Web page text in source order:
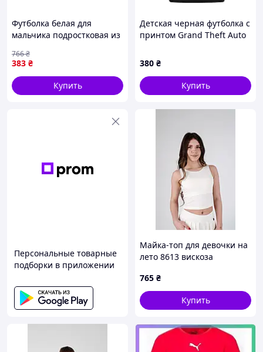
Футболка белая для
мальчика подростковая из
отдыха и повседневной
носки
383 ₴
766₴
Купить
Детская черная футболка с
принтом Grand Theft Auto
380 ₴
Купить
Персональные товарные
подборки в приложении
Майка-топ для девочки на
лето 8613 вискоза
765 ₴
Купить